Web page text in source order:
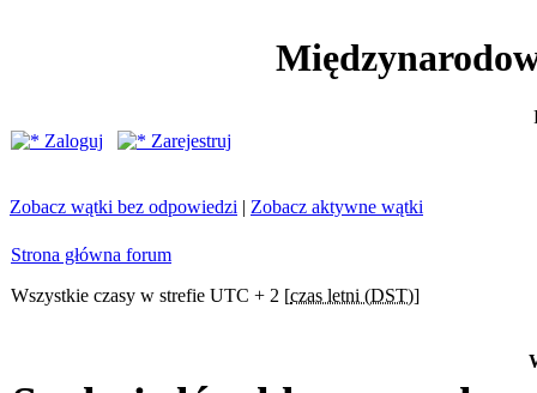
Zaloguj
Zarejestruj
Zobacz wątki bez odpowiedzi | Zobacz aktywne wątki
Strona główna forum
Wszystkie czasy w strefie UTC + 2 [czas letni (DST)]